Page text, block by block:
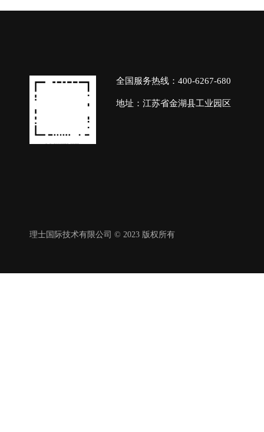
全国服务热线：400-6267-680
地址：江苏省金湖县工业园区
理士国际技术有限公司 © 2023 版权所有